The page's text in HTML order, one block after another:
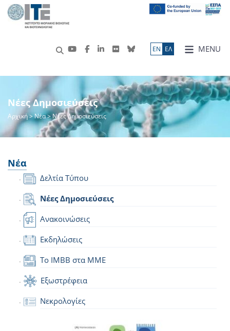
MENU
ΕN ΕΛ
Νέες Δημοσιεύσεις
Αρχική>Νέα> Νέες Δημοσιεύσεις
Νέα
Δελτία Τύπου
Νέες Δημοσιεύσεις
Ανακοινώσεις
Εκδηλώσεις
Το IMBB στα ΜΜΕ
Εξωστρέφεια
Νεκρολογίες